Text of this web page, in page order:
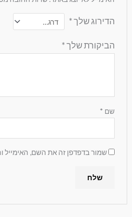
הדירוג שלך*
הביקורת שלך*
שם *
שמור בדפדפן זה את השם,